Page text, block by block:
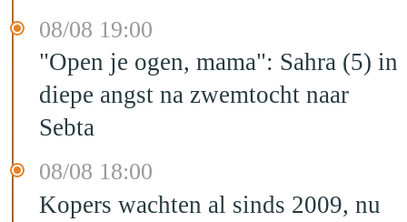
08/08 19:00
"Open je ogen, mama": Sahra (5) in
diepe angst na zwemtocht naar
Sebta
08/08 18:00
Kopers wachten al sinds 2009, nu